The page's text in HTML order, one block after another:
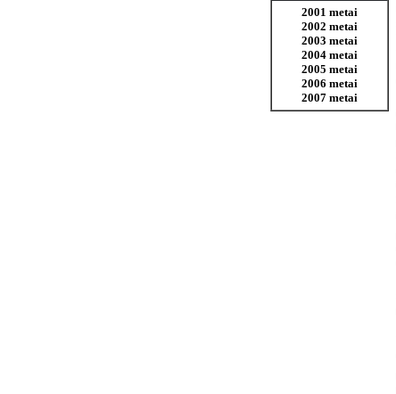
2001 metai
2002 metai
2003 metai
2004 metai
2005 metai
2006 metai
2007 metai